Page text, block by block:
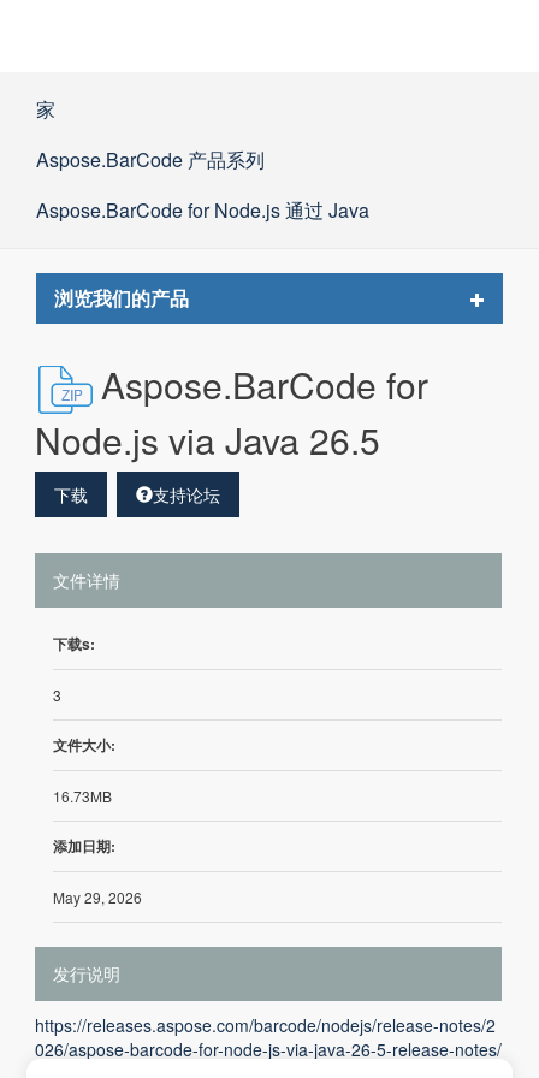
家
Aspose.BarCode 产品系列
Aspose.BarCode for Node.js 通过 Java
浏览我们的产品
Toggle
Aspose.BarCode for
Node.js via Java 26.5
下载 支持论坛
文件详情
下载s:
3
文件大小:
16.73MB
添加日期:
May 29, 2026
发行说明
https://releases.aspose.com/barcode/nodejs/release-notes/2
026/aspose-barcode-for-node-js-via-java-26-5-release-notes/